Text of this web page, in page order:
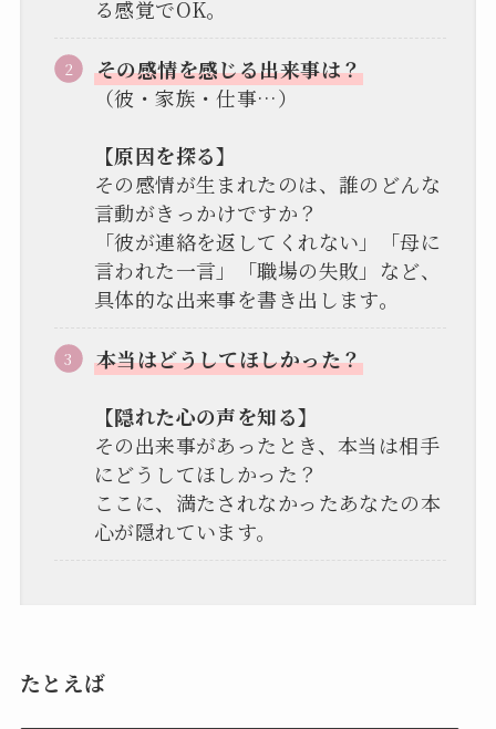
る感覚でOK。
その感情を感じる出来事は？
（彼・家族・仕事…）
【原因を探る】
その感情が生まれたのは、誰のどんな
言動がきっかけですか？
「彼が連絡を返してくれない」「母に
言われた一言」「職場の失敗」など、
具体的な出来事を書き出します。
本当はどうしてほしかった？
【隠れた心の声を知る】
その出来事があったとき、本当は相手
にどうしてほしかった？
ここに、満たされなかったあなたの本
心が隠れています。
たとえば